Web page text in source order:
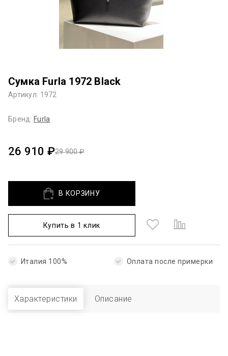
Сумка Furla 1972 Black
Артикул: 1972
Бренд: Furla
29 900 ₽
26 910 ₽
В КОРЗИНУ
Купить в 1 клик
Италия 100% Оплата после примерки
Характеристики Описание